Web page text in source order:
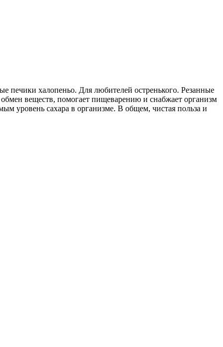
халопеньо. Для любителей остренького. Резанные
веществ, помогает пищеварению и снабжает организм
уровень сахара в организме. В общем, чистая польза и